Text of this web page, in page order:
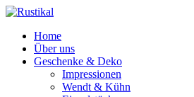
Home
Über uns
Geschenke & Deko
Impressionen
Wendt & Kühn